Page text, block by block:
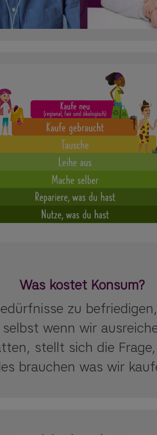
Was kostet Konsum?
zu
wenn wir
stellt sich die
brauchen was wir